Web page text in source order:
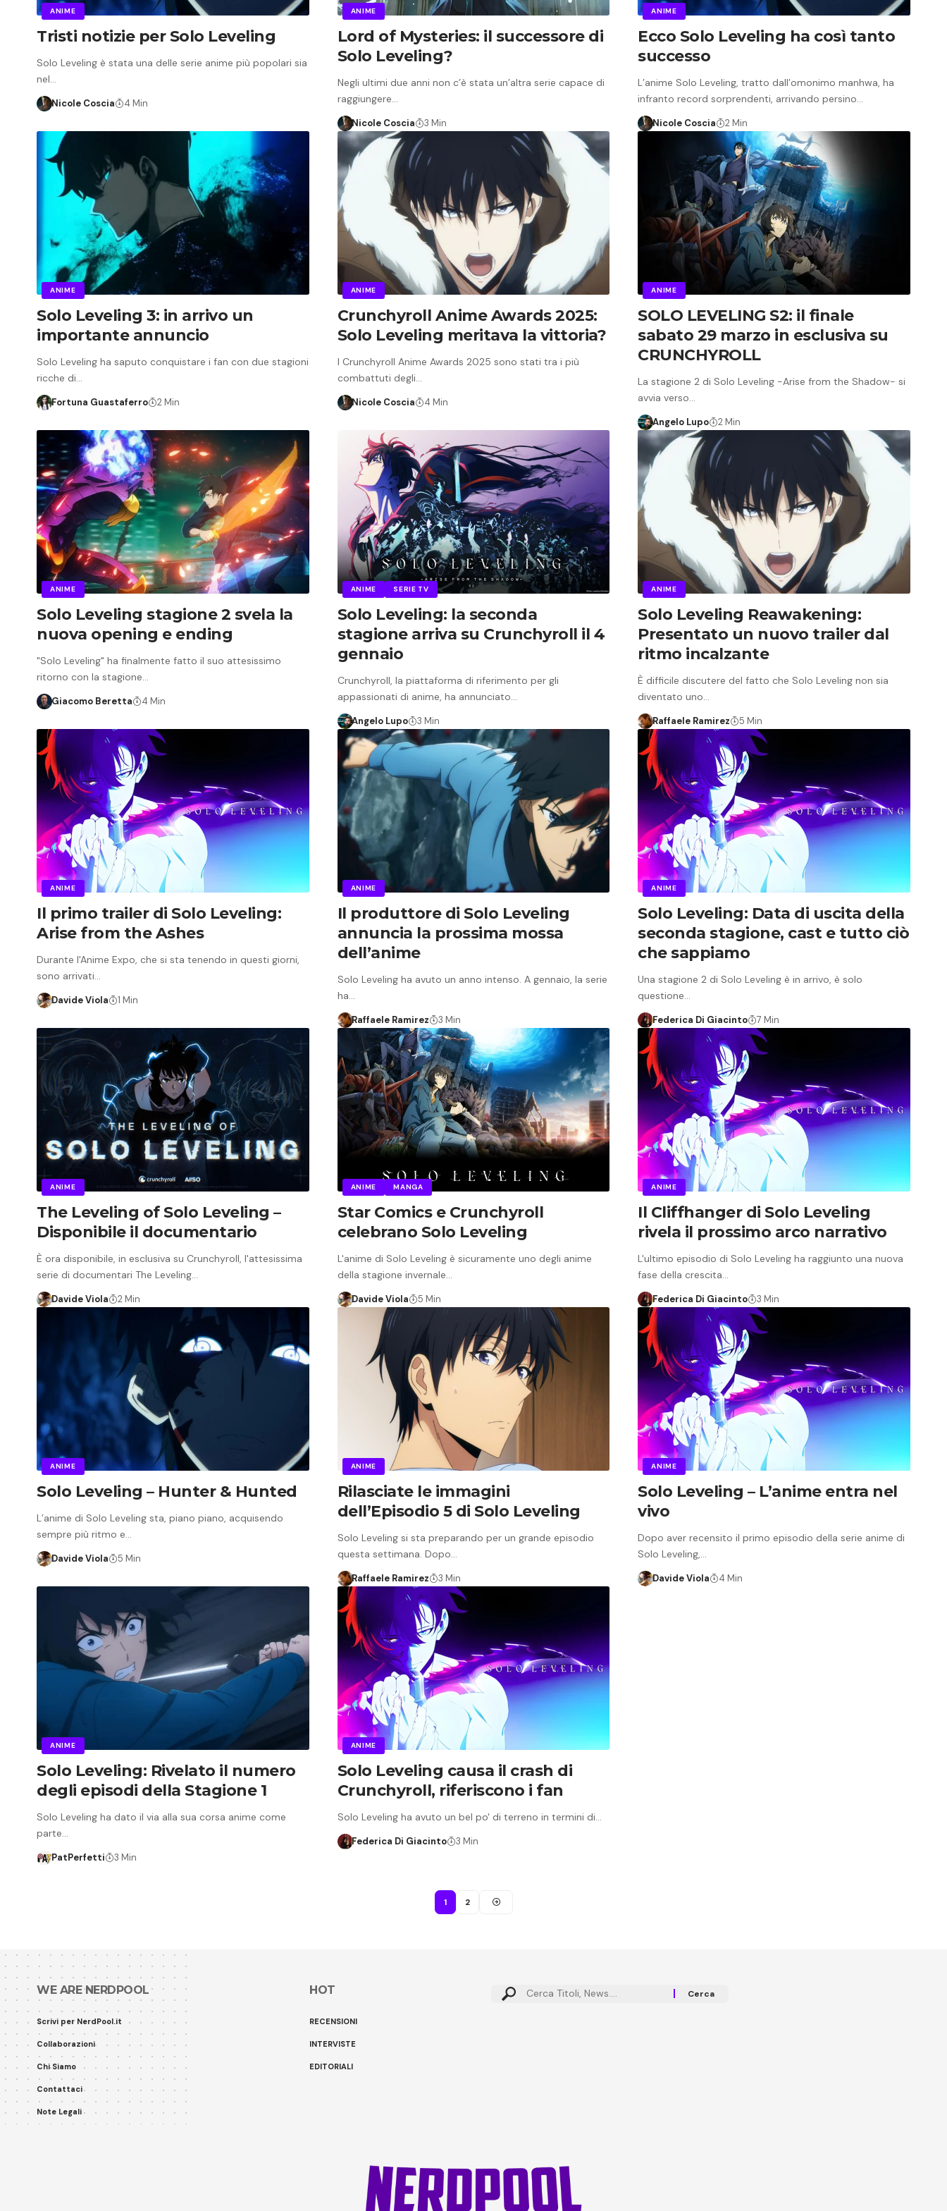
ANIME
Tristi notizie per Solo Leveling
Solo Leveling è stata una delle serie anime più popolari sia
nel…
Nicole Coscia 4 Min
ANIME
Lord of Mysteries: il successore di
Solo Leveling?
Negli ultimi due anni non c’è stata un’altra serie capace di
raggiungere…
Nicole Coscia 3 Min
ANIME
Ecco Solo Leveling ha così tanto
successo
L’anime Solo Leveling, tratto dall’omonimo manhwa, ha
infranto record sorprendenti, arrivando persino…
Nicole Coscia 2 Min
ANIME
Solo Leveling 3: in arrivo un
importante annuncio
Solo Leveling ha saputo conquistare i fan con due stagioni
ricche di…
Fortuna Guastaferro 2 Min
ANIME
Crunchyroll Anime Awards 2025:
Solo Leveling meritava la vittoria?
I Crunchyroll Anime Awards 2025 sono stati tra i più
combattuti degli…
Nicole Coscia 4 Min
ANIME
SOLO LEVELING S2: il finale
sabato 29 marzo in esclusiva su
CRUNCHYROLL
La stagione 2 di Solo Leveling -Arise from the Shadow- si
avvia verso…
Angelo Lupo 2 Min
ANIME
Solo Leveling stagione 2 svela la
nuova opening e ending
"Solo Leveling" ha finalmente fatto il suo attesissimo
ritorno con la stagione…
Giacomo Beretta 4 Min
ANIME SERIE TV
Solo Leveling: la seconda
stagione arriva su Crunchyroll il 4
gennaio
Crunchyroll, la piattaforma di riferimento per gli
appassionati di anime, ha annunciato…
Angelo Lupo 3 Min
ANIME
Solo Leveling Reawakening:
Presentato un nuovo trailer dal
ritmo incalzante
È difficile discutere del fatto che Solo Leveling non sia
diventato uno…
Raffaele Ramirez 5 Min
ANIME
Il primo trailer di Solo Leveling:
Arise from the Ashes
Durante l'Anime Expo, che si sta tenendo in questi giorni,
sono arrivati…
Davide Viola 1 Min
ANIME
Il produttore di Solo Leveling
annuncia la prossima mossa
dell’anime
Solo Leveling ha avuto un anno intenso. A gennaio, la serie
ha…
Raffaele Ramirez 3 Min
ANIME
Solo Leveling: Data di uscita della
seconda stagione, cast e tutto ciò
che sappiamo
Una stagione 2 di Solo Leveling è in arrivo, è solo
questione…
Federica Di Giacinto 7 Min
ANIME
The Leveling of Solo Leveling –
Disponibile il documentario
È ora disponibile, in esclusiva su Crunchyroll, l'attesissima
serie di documentari The Leveling…
Davide Viola 2 Min
ANIME MANGA
Star Comics e Crunchyroll
celebrano Solo Leveling
L'anime di Solo Leveling è sicuramente uno degli anime
della stagione invernale…
Davide Viola 5 Min
ANIME
Il Cliffhanger di Solo Leveling
rivela il prossimo arco narrativo
L'ultimo episodio di Solo Leveling ha raggiunto una nuova
fase della crescita…
Federica Di Giacinto 3 Min
ANIME
Solo Leveling – Hunter & Hunted
L’anime di Solo Leveling sta, piano piano, acquisendo
sempre più ritmo e…
Davide Viola 5 Min
ANIME
Rilasciate le immagini
dell’Episodio 5 di Solo Leveling
Solo Leveling si sta preparando per un grande episodio
questa settimana. Dopo…
Raffaele Ramirez 3 Min
ANIME
Solo Leveling – L’anime entra nel
vivo
Dopo aver recensito il primo episodio della serie anime di
Solo Leveling,…
Davide Viola 4 Min
ANIME
Solo Leveling: Rivelato il numero
degli episodi della Stagione 1
Solo Leveling ha dato il via alla sua corsa anime come
parte…
PatPerfetti 3 Min
ANIME
Solo Leveling causa il crash di
Crunchyroll, riferiscono i fan
Solo Leveling ha avuto un bel po' di terreno in termini di…
Federica Di Giacinto 3 Min
1 2
WE ARE NERDPOOL
Scrivi per NerdPool.it
Collaborazioni
Chi Siamo
Contattaci
Note Legali
HOT
RECENSIONI
INTERVISTE
EDITORIALI
Cerca: